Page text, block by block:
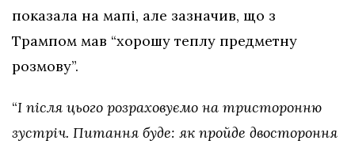
показала на мапі, але зазначив, що з
Трампом мав “хорошу теплу предметну
розмову”.
“І після цього розраховуємо на тристоронню
зустріч. Питання буде: як пройде двостороння